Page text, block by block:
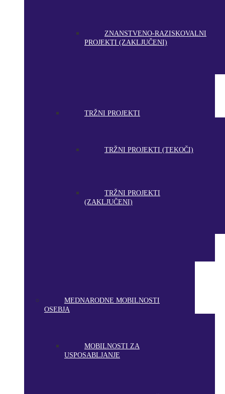
ZNANSTVENO-RAZISKOVALNI
PROJEKTI (ZAKLJUČENI)
TRŽNI PROJEKTI
TRŽNI PROJEKTI (TEKOČI)
TRŽNI PROJEKTI
(ZAKLJUČENI)
MEDNARODNE MOBILNOSTI
OSEBJA
MOBILNOSTI ZA
USPOSABLJANJE